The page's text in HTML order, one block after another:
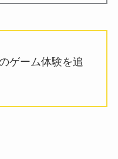
ゲーム体験を追